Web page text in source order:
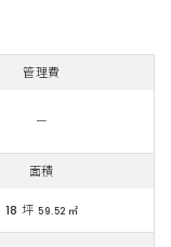
管理費
ー
面積
18 坪59.52 ㎡